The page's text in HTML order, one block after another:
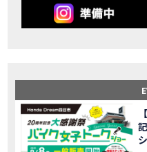
【新車】CB1000Fで11時間ツー
MOVIE 【事故寸前】200kmレッカー、そ
MOVIE 2025X-ADV 最高の旅バイクで街乗
NEW BIKENEWS CB1000F販
MOVIE 【バイク女子】ごめんなさ
MOVIE 【バイク女子】下道